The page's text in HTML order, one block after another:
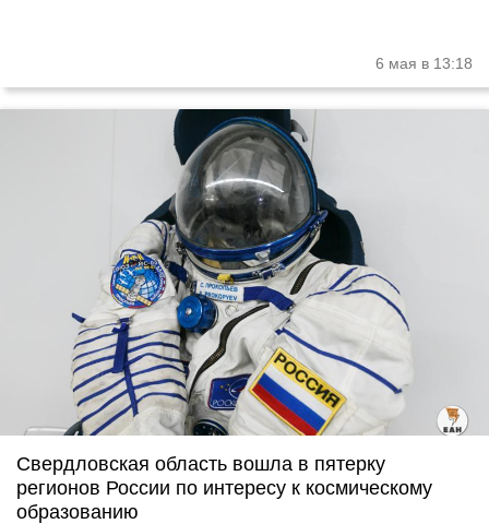
6 мая в 13:18
Свердловская область вошла в пятерку
регионов России по интересу к космическому
образованию